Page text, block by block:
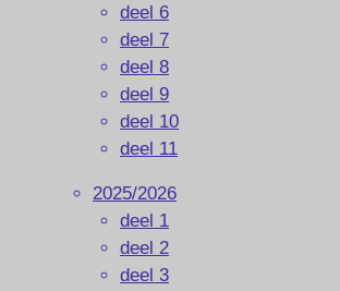
deel 6
deel 7
deel 8
deel 9
deel 10
deel 11
2025/2026
deel 1
deel 2
deel 3